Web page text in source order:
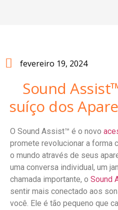
fevereiro 19, 2024
Sound
suíço dos
O Sound Assist™ é o novo
promete revolucionar a forma
o mundo através de seus
uma conversa individual, um
chamada importante, o Sound
sentir mais conectado aos
você. Ele é tão pequeno que